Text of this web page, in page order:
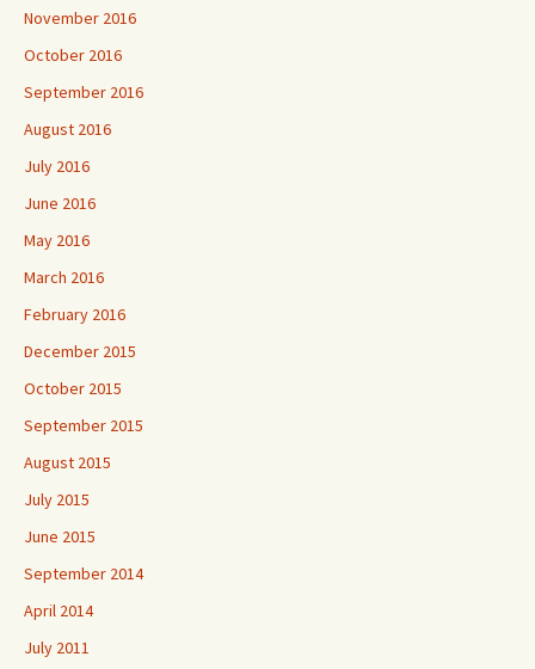
November 2016
October 2016
September 2016
August 2016
July 2016
June 2016
May 2016
March 2016
February 2016
December 2015
October 2015
September 2015
August 2015
July 2015
June 2015
September 2014
April 2014
July 2011